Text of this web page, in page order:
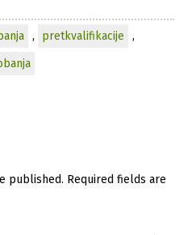
, pretkvalifikacije
,
published. Required fields are